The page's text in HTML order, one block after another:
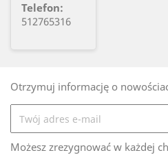
Telefon:
512765316
Otrzymuj informację o
Możesz zrezygnować w każdej